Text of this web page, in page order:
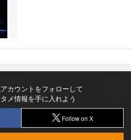
カウントをフォローして
メ情報を手に入れよう
Follow on X